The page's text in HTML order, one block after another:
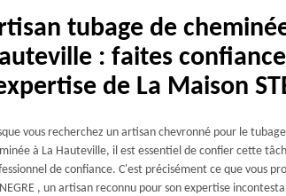
tubage de
: faites
de La Maison
vous recherchez un artisan chevronné pour le
à La Hauteville, il est essentiel de confier cette
de confiance. C'est précisément ce que vous
, un artisan reconnu pour son expertise